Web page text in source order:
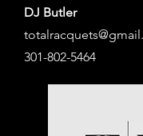
DJ Butler
301-802-5464